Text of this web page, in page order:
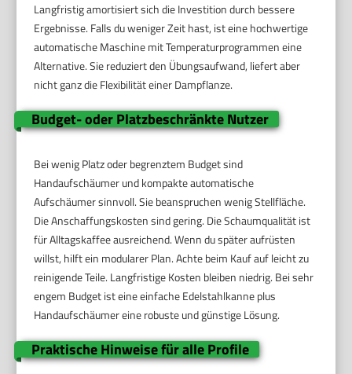
Langfristig amortisiert sich die Investition durch bessere
Ergebnisse. Falls du weniger Zeit hast, ist eine hochwertige
automatische Maschine mit Temperaturprogrammen eine
Alternative. Sie reduziert den Übungsaufwand, liefert aber
nicht ganz die Flexibilität einer Dampflanze.
Budget- oder Platzbeschränkte Nutzer
Bei wenig Platz oder begrenztem Budget sind
Handaufschäumer und kompakte automatische
Aufschäumer sinnvoll. Sie beanspruchen wenig Stellfläche.
Die Anschaffungskosten sind gering. Die Schaumqualität ist
für Alltagskaffee ausreichend. Wenn du später aufrüsten
willst, hilft ein modularer Plan. Achte beim Kauf auf leicht zu
reinigende Teile. Langfristige Kosten bleiben niedrig. Bei sehr
engem Budget ist eine einfache Edelstahlkanne plus
Handaufschäumer eine robuste und günstige Lösung.
Praktische Hinweise für alle Profile